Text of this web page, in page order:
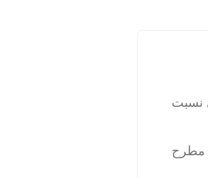
نسبت
مطرح